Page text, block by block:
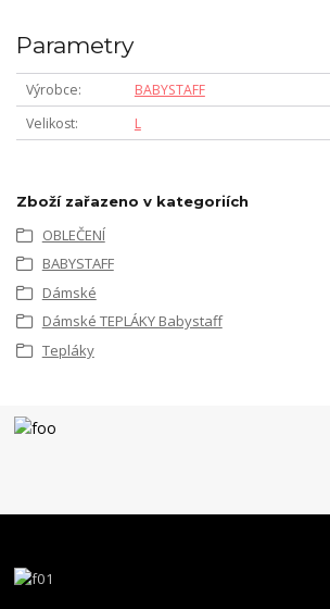
Parametry
Výrobce
BABYSTAFF
Velikost
L
Zboží zařazeno v kategoriích
OBLEČENÍ
BABYSTAFF
Dámské
Dámské TEPLÁKY Babystaff
Tepláky